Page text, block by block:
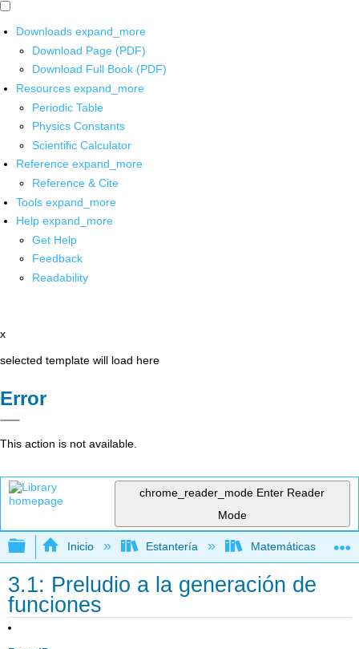
Downloads expand_more
Download Page (PDF)
Download Full Book (PDF)
Resources expand_more
Periodic Table
Physics Constants
Scientific Calculator
Reference expand_more
Reference & Cite
Tools expand_more
Help expand_more
Get Help
Feedback
Readability
x
selected template will load here
Error
This action is not available.
chrome_reader_mode Enter Reader
Mode
Expandir/contraer jerarquía global
Inicio Estantería Matemáticas
3.1: Preludio a la generación de
funciones